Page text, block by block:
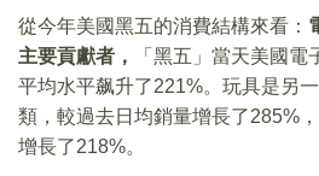
從今年美國黑五的消費結構來看：
主要貢獻者，
「黑五」當天美國電
平均水平飙升了221%。玩具是另
類，較過去日均銷量增長了285%
增長了218%。